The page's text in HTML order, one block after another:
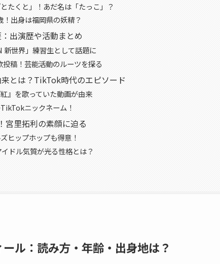
たくと」！あだ名は「たっこ」？
出身は福岡県の妖精？
出演歴や活動まとめ
新世界」練習生として話題に
稿！芸能活動のルーツを探る
来とは？TikTok時代のエピソード
』を歌っていた動画が由来
ニックネーム！
宮里拓利の素顔に迫る
ヒップホップも得意！
ドル気質が光る性格とは？
ル：読み方・年齢・出身地は？